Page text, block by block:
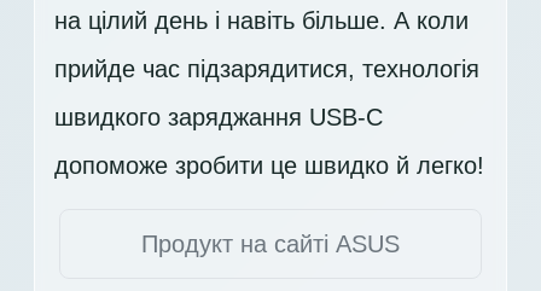
на цілий день і навіть більше. А коли
прийде час підзарядитися, технологія
швидкого заряджання USB-C
допоможе зробити це швидко й легко!
Продукт на сайті ASUS